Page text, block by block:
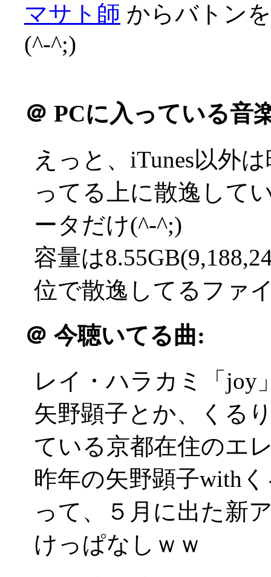
マサト師 からバトン
(^-^;)
＠ PCに入っている音
えっと、iTunes以外
ってる上に散逸して
ータだけ(^-^;)
容量は
位で散逸してるファ
＠ 今聴いてる曲:
レイ・ハラカミ「joy
矢野顕子とか、くる
ている京都在住のエ
昨年の矢野顕子with
って、５月に出た新
けっぱなしｗｗ